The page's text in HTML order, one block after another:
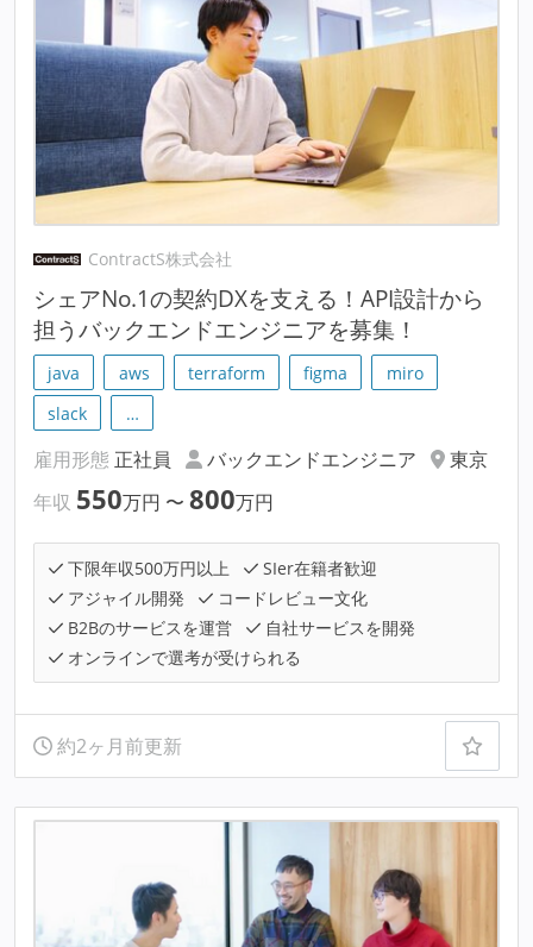
ContractS株式会社
シェアNo.1の契約DXを支える！API設計から
担うバックエンドエンジニアを募集！
java aws terraform figma
miro
slack
…
雇用形態 正社員 バックエンドエンジニア
東京
年収 550万円 〜 800万円
下限年収500万円以上
SIer在籍者歓迎
アジャイル開発
コードレビュー文化
B2Bのサービスを運営
自社サービスを開発
オンラインで選考が受けられる
約2ヶ月前更新